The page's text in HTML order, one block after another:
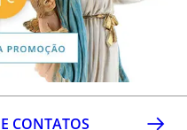
CONTATOS